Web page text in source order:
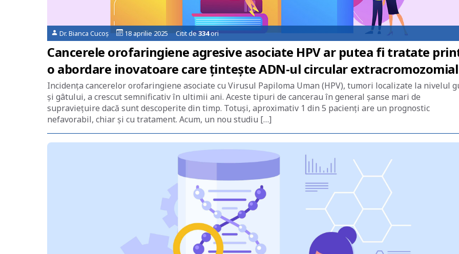
Dr. Bianca Cucoș 18 aprilie 2025 Citit de334ori
Cancerele orofaringiene agresive asociate HPV ar putea fi tratate
o abordare inovatoare care țintește ADN-ul circular extracromozomial
Incidența cancerelor orofaringiene asociate cu Virusul Papiloma Uman (HPV), tumori localizate la nivelul
și gâtului, a crescut semnificativ în ultimii ani. Aceste tipuri de cancerau în general șanse mari de
supraviețuire dacă sunt descoperite din timp. Totuși, aproximativ 1 din 5 pacienți are un prognostic
nefavorabil, chiar și cu tratament. Acum, un nou studiu […]